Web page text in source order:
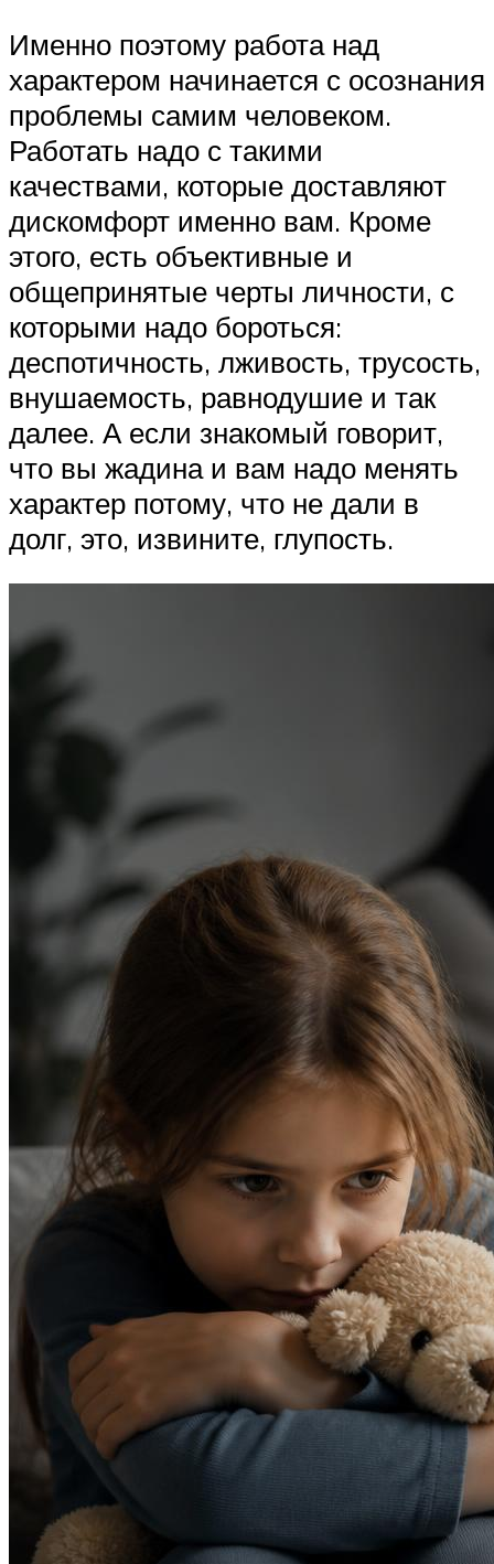
Именно поэтому работа над
характером начинается с осознания
проблемы самим человеком.
Работать надо с такими
качествами, которые доставляют
дискомфорт именно вам. Кроме
этого, есть объективные и
общепринятые черты личности, с
которыми надо бороться:
деспотичность, лживость, трусость,
внушаемость, равнодушие и так
далее. А если знакомый говорит,
что вы жадина и вам надо менять
характер потому, что не дали в
долг, это, извините, глупость.